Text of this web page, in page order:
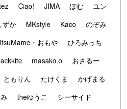
Ciao! JIMA ぽむ
ユン
ずか MKstyle Kaco
のぞみ
・おもや
ひろみっち
masako.o
おさるー
ともりん たけくま
かげまる
theゆうこ
シーサイド